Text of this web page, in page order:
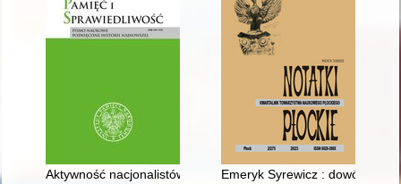
Aktywność nacjonalistów ukraińskich na Bałkanach w latach
Emeryk Syrewicz : dowódca